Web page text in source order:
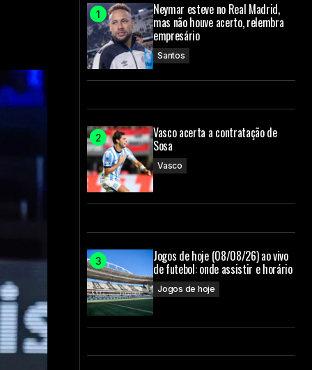
Neymar esteve no Real Madrid,
mas não houve acerto, relembra
empresário
Santos
Vasco acerta a contratação de
Sosa
Vasco
Jogos de hoje (08/08/26) ao vivo
de futebol: onde assistir e horário
Jogos de hoje